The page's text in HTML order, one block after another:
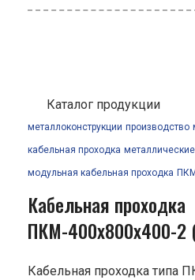
Каталог продукции
металлоконструкции производство
кабельная проходка
модульная кабельная проходка ПКМ
Кабельная проходка
ПКМ-400х800х400-2
Кабельная проходка типа